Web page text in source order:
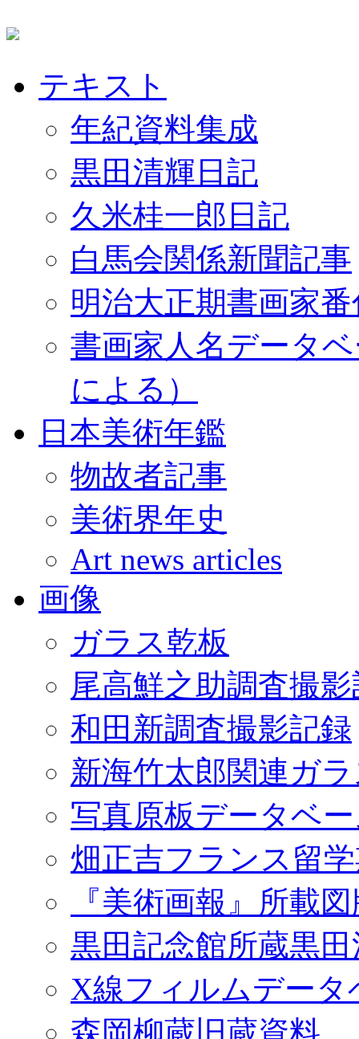
テキスト
年紀資料集成
黒田清輝日記
久米桂一郎日記
白馬会関係新聞記事
明治大正期書画家
書画家人名データ
による）
日本美術年鑑
物故者記事
美術界年史
Art news articles
画像
ガラス乾板
尾高鮮之助調査撮
和田新調査撮影記録
新海竹太郎関連ガ
写真原板データベ
畑正吉フランス留
『美術画報』所載
黒田記念館所蔵黒
X線フィルムデータ
森岡柳蔵旧蔵資料